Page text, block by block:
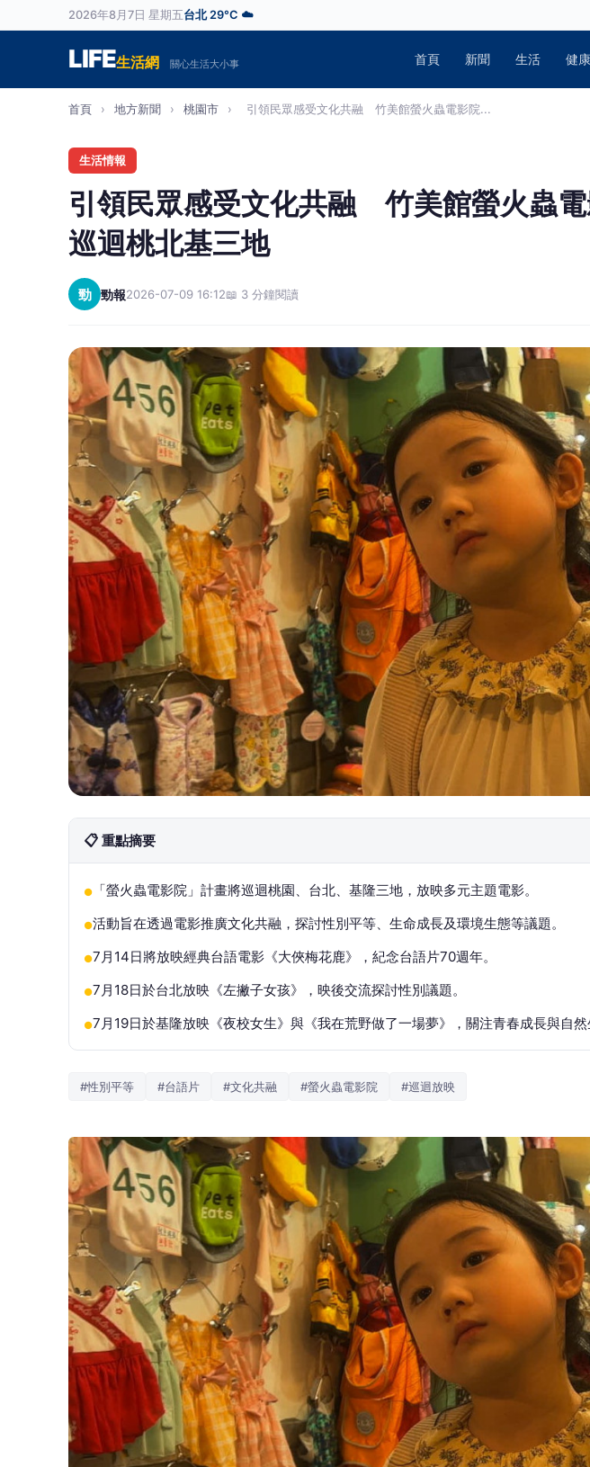
2026年8月7日 星期五台北 29°C ☁️
LIFE生活網 關心生活大小事 首頁 新聞 生活 健康
首頁 › 地方新聞 › 桃園市 › 引領民眾感受文化共融 竹美館螢火蟲電影院...
生活情報
引領民眾感受文化共融 竹美館螢火蟲
巡迴桃北基三地
勁 勁報2026-07-09 16:12📖 3 分鐘閱讀
📋 重點摘要
● 「螢火蟲電影院」計畫將巡迴桃園、台北、基隆三地，放映多元主題電影。
●活動旨在透過電影推廣文化共融，探討性別平等、生命成長及環境生態等議題。
●7月14日將放映經典台語電影《大俠梅花鹿》，紀念台語片70週年。
●7月18日於台北放映《左撇子女孩》，映後交流探討性別議題。
●7月19日於基隆放映《夜校女生》與《我在荒野做了一場夢》，關注青春成長與自然
#性別平等 #台語片 #文化共融 #螢火蟲電影院 #巡迴放映